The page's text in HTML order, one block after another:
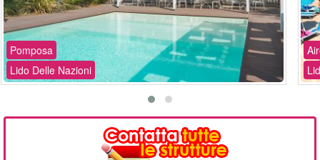
Pomposa
Lido Delle Nazioni